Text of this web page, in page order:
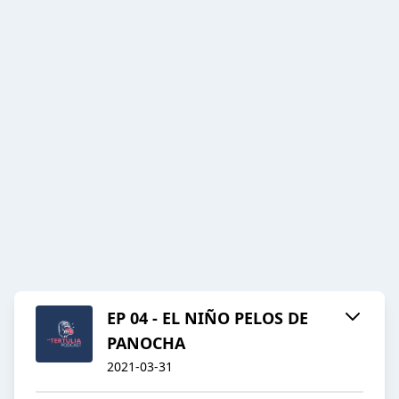
EP 04 - EL NIÑO PELOS DE
PANOCHA
2021-03-31